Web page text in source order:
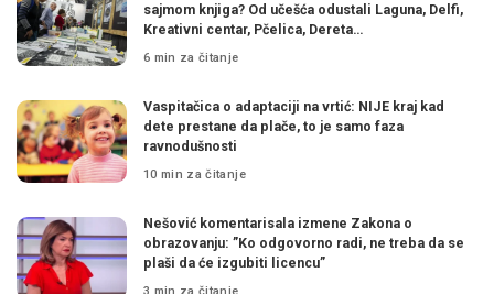
sajmom knjiga? Od učešća odustali Laguna, Delfi,
Kreativni centar, Pčelica, Dereta…
6 min za čitanje
Vaspitačica o adaptaciji na vrtić: NIJE kraj kad
dete prestane da plače, to je samo faza
ravnodušnosti
10 min za čitanje
Nešović komentarisala izmene Zakona o
obrazovanju: ”Ko odgovorno radi, ne treba da se
plaši da će izgubiti licencu”
3 min za čitanje